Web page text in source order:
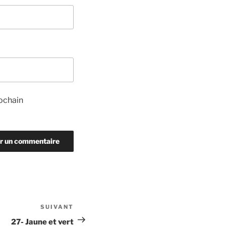
suivant
SUIVANT
27- Jaune et vert